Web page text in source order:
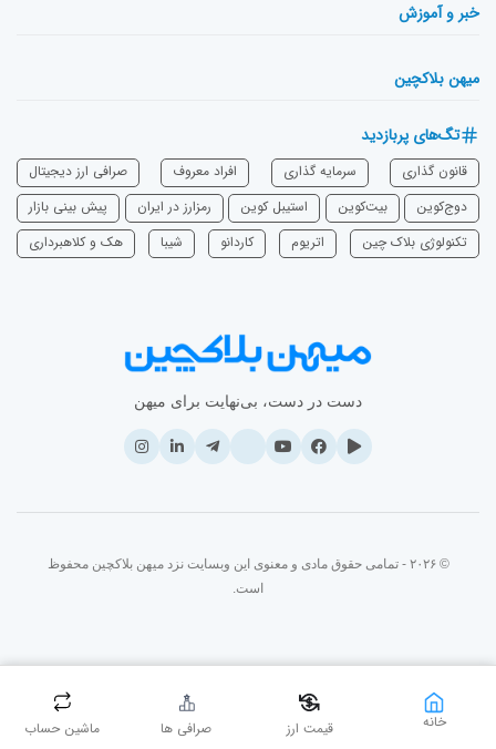
خانه قیمت ارز صرافی ها ماشین حساب
خبر و آموزش
میهن بلاکچین
تگ‌های پربازدید
قانون گذاری سرمایه‌ گذاری افراد معروف
صرافی ارز دیجیتال
دوج‌کوین
بیت‌کوین استیبل کوین رمزارز در ایران
پیش بینی بازار
تکنولوژی بلاک چین
اتریوم ‌کاردانو شیبا هک و کلاهبرداری
دست در دست، بی‌نهایت برای میهن
© ۲۰۲۶ - تمامی حقوق مادی و معنوی این وبسایت نزد میهن بلاکچین محفوظ
است.